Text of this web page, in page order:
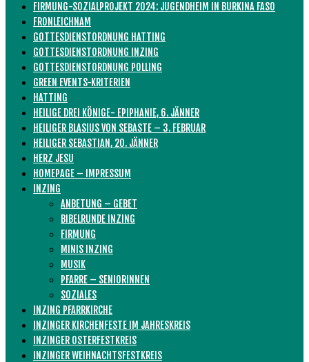
FIRMUNG-SOZIALPROJEKT 2024: JUGENDHEIM IN BURKINA FASO
FRONLEICHNAM
GOTTESDIENSTORDNUNG HATTING
GOTTESDIENSTORDNUNG INZING
GOTTESDIENSTORDNUNG POLLING
GREEN EVENTS-KRITERIEN
HATTING
HEILIGE DREI KÖNIGE- EPIPHANIE, 6. JÄNNER
HEILIGER BLASIUS VON SEBASTE – 3. FEBRUAR
HEILIGER SEBASTIAN, 20. JÄNNER
HERZ JESU
HOMEPAGE – IMPRESSUM
INZING
ANBETUNG – GEBET
BIBELRUNDE INZING
FIRMUNG
MINIS INZING
MUSIK
PFARRE – SENIORINNEN
SOZIALES
INZING PFARRKIRCHE
INZINGER KIRCHENFESTE IM JAHRESKREIS
INZINGER OSTERFESTKREIS
INZINGER WEIHNACHTSFESTKREIS